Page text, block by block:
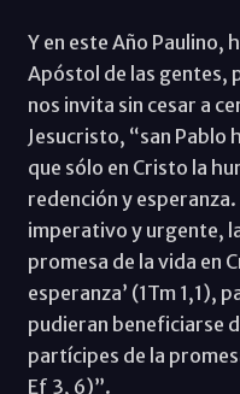
Y en este Año Paulino,
Apóstol de las gentes,
nos invita sin cesar a
Jesucristo, “san Pablo
que sólo en Cristo la
redención y
imperativo y urgente,
promesa de la vida en
esperanza’ (1Tm 1,1),
pudieran beneficiarse
partícipes de la
Ef 3, 6)”.